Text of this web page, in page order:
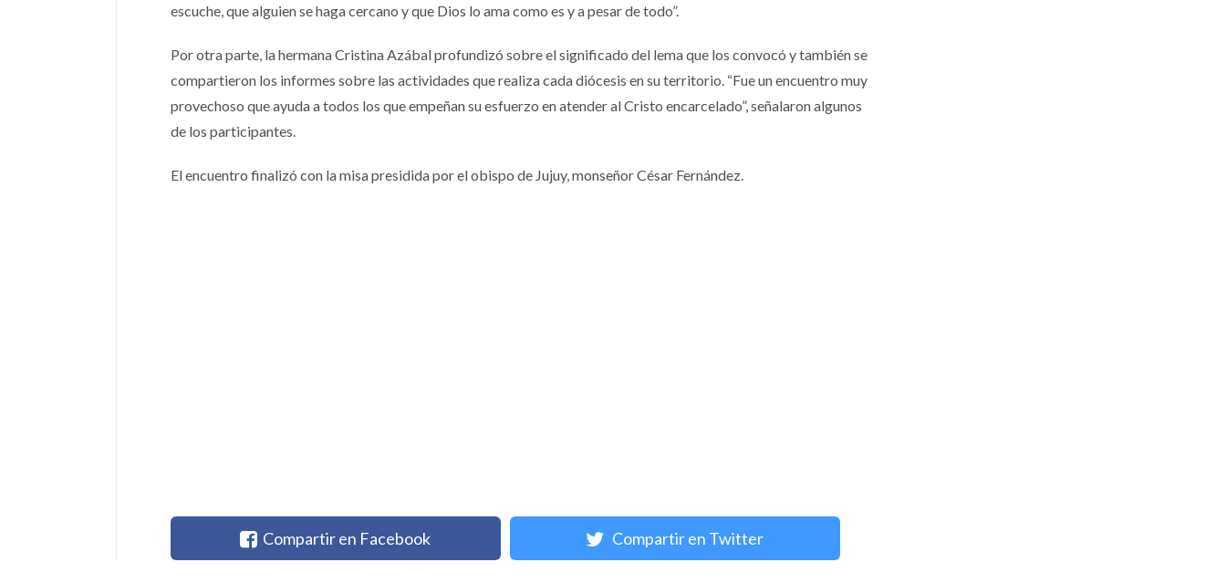
escuche, que alguien se haga cercano y que Dios lo ama como es y a pesar de todo”.
Por otra parte, la hermana Cristina Azábal profundizó sobre el significado del lema que los convocó y también se
compartieron los informes sobre las actividades que realiza cada diócesis en su territorio. “Fue un encuentro muy
provechoso que ayuda a todos los que empeñan su esfuerzo en atender al Cristo encarcelado”, señalaron algunos
de los participantes.
El encuentro finalizó con la misa presidida por el obispo de Jujuy, monseñor César Fernández.
Compartir en Facebook Compartir en Twitter